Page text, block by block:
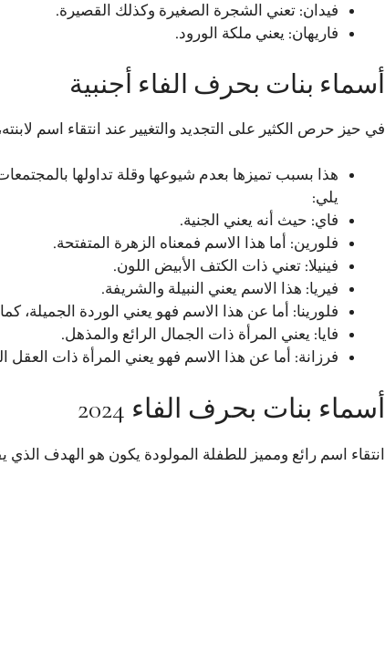
فيدان: تعني الشجرة الصغيرة وكذلك القصيرة.
فاريهان: يعني ملكة الورود.
أسماء بنات بحرف الفاء أجنبية
في حيز حرص الكثير على التجديد والتغيير عند انتقاء اسم
هذا بسبب تميزها بعدم شيوعها وقلة تداولها
يلي:
فاي: حيث أنه يعني الجنیة.
فلورين: أما هذا الاسم فمعناه الزهرة المتفتحة.
فينيلا: تعني ذات الكتف الأبيض اللون.
فيريا: هذا الاسم يعني النبيلة والشريفة.
فلورينا: أما عن هذا الاسم فهو يعني الوردة الجميلة،
فايا: يعني المرأة ذات الجمال الرائع والمذهل.
فرزانة: أما عن هذا الاسم فهو يعني المرأة ذات العقل
أسماء بنات بحرف الفاء 2024
انتقاء اسم رائع ومميز للطفلة المولودة يكون هو الهدف الذي